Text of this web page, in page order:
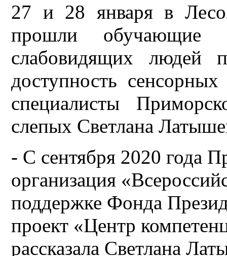
27 и 28 января в
прошли обучающие
слабовидящих людей
доступность
специалисты
слепых Светлана
- С сентября 2020 года
организация
поддержке Фонда
проект «Центр
рассказала Светлана